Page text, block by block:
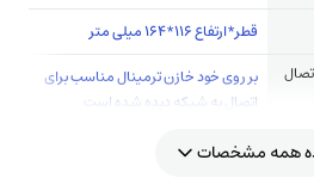
قطر*ارتفاع 116*164 میلی متر
بر روی خود خازن ترمینال مناسب برای
اتصال به شبکه دیده شده است
همه مشخصات